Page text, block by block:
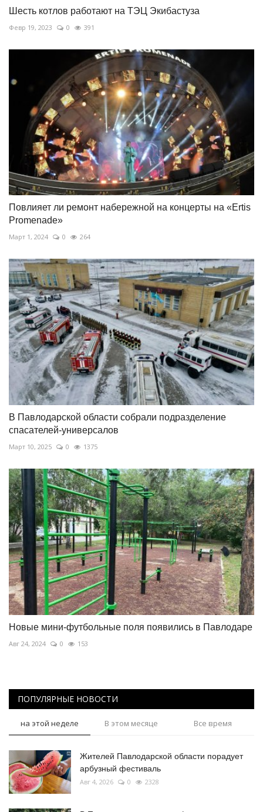
Шесть котлов работают на ТЭЦ Экибастуза
Февр 19, 2023 0 391
Повлияет ли ремонт набережной на концерты на «Ertis
Promenade»
Март 1, 2024 0 264
В Павлодарской области собрали подразделение
спасателей-универсалов
Март 10, 2025 0 1375
Новые мини-футбольные поля появились в Павлодаре
Авг 24, 2024 0 153
ПОПУЛЯРНЫЕ НОВОСТИ
на этой неделе В этом месяце Все время
Жителей Павлодарской области порадует
арбузный фестиваль
Авг 4, 2026 0 2328